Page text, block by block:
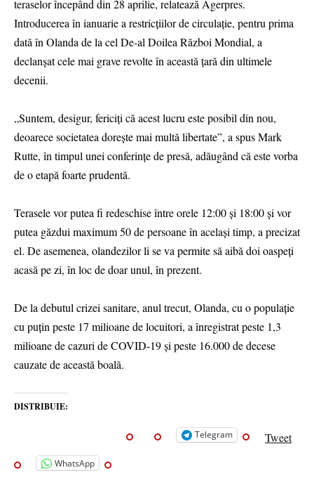
teraselor începând din 28 aprilie, relatează Agerpres.
Introducerea în ianuarie a restricţiilor de circulaţie, pentru prima
dată în Olanda de la cel De-al Doilea Război Mondial, a
declanşat cele mai grave revolte în această ţară din ultimele
decenii.
„Suntem, desigur, fericiţi că acest lucru este posibil din nou,
deoarece societatea doreşte mai multă libertate”, a spus Mark
Rutte, în timpul unei conferinţe de presă, adăugând că este vorba
de o etapă foarte prudentă.
Terasele vor putea fi redeschise între orele 12:00 şi 18:00 şi vor
putea găzdui maximum 50 de persoane în acelaşi timp, a precizat
el. De asemenea, olandezilor li se va permite să aibă doi oaspeţi
acasă pe zi, în loc de doar unul, în prezent.
De la debutul crizei sanitare, anul trecut, Olanda, cu o populaţie
cu puţin peste 17 milioane de locuitori, a înregistrat peste 1,3
milioane de cazuri de COVID-19 şi peste 16.000 de decese
cauzate de această boală.
DISTRIBUIE:
Telegram Tweet
WhatsApp